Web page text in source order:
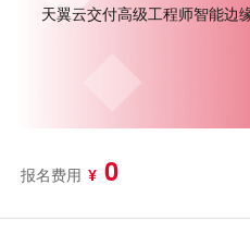
天翼云交付高级工程师智能边
报名费用 ¥ 0